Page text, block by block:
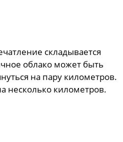
складывается
облако может быть
на пару километров.
несколько километров.